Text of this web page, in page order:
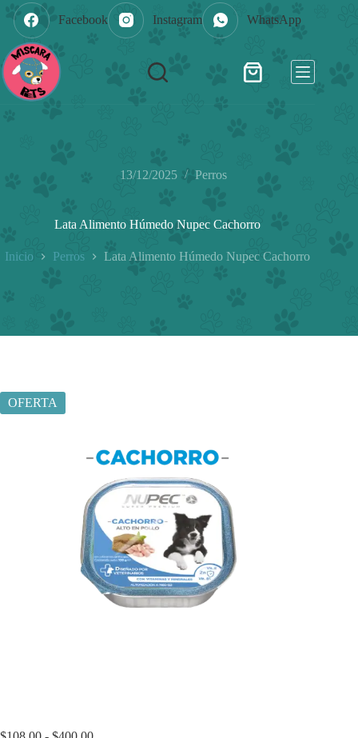
Saltar
contenido
Facebook Instagram WhatsApp
Shopping
13/12/2025 Perros
Lata Alimento Húmedo Nupec Cachorro
Inicio Perros Lata Alimento Húmedo Nupec Cachorro
OFERTA